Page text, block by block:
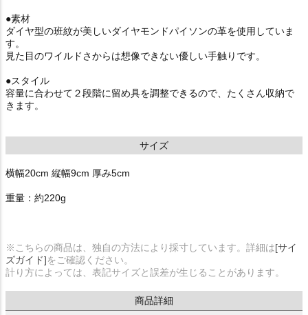
●素材
ダイヤ型の班紋が美しいダイヤモンドパイソンの革を使用していま
す。
見た目のワイルドさからは想像できない優しい手触りです。
●スタイル
容量に合わせて２段階に留め具を調整できるので、たくさん収納で
きます。
サイズ
横幅20cm 縦幅9cm 厚み5cm
重量：約220g
※こちらの商品は、独自の方法により採寸しています。詳細は[サイ
ズガイド]をご確認ください。
計り方によっては、表記サイズと誤差が生じることがあります。
商品詳細